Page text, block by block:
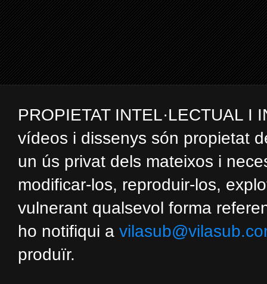
PROPIETAT INTEL·LECTUAL
vídeos i dissenys són propietat
un ús privat dels mateixos i
modificar-los, reproduir-los,
vulnerant qualsevol forma
ho notifiqui a
produïr.